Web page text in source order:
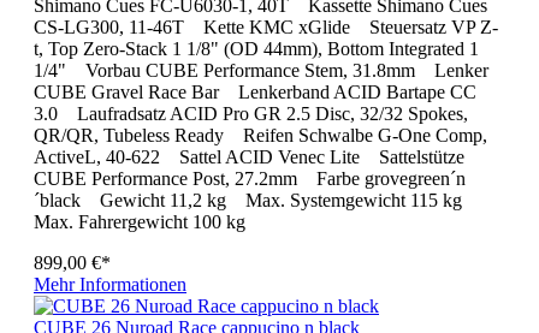
Shimano Cues FC-U6030-1, 40T Kassette Shimano Cues
CS-LG300, 11-46T Kette KMC xGlide Steuersatz VP Z-
t, Top Zero-Stack 1 1/8" (OD 44mm), Bottom Integrated 1
1/4" Vorbau CUBE Performance Stem, 31.8mm Lenker
CUBE Gravel Race Bar Lenkerband ACID Bartape CC
3.0 Laufradsatz ACID Pro GR 2.5 Disc, 32/32 Spokes,
QR/QR, Tubeless Ready Reifen Schwalbe G-One Comp,
ActiveL, 40-622 Sattel ACID Venec Lite Sattelstütze
CUBE Performance Post, 27.2mm Farbe grovegreen´n
´black Gewicht 11,2 kg Max. Systemgewicht 115 kg
Max. Fahrergewicht 100 kg
899,00 €*
Mehr Informationen
CUBE 26 Nuroad Race cappucino n black